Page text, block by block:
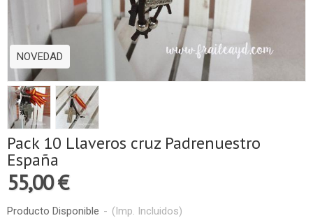
NOVEDAD
Pack 10 Llaveros cruz Padrenuestro
España
55,00 €
Producto Disponible - (Imp. Incluidos)